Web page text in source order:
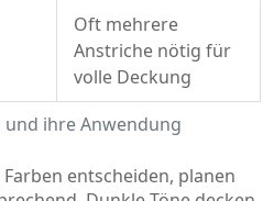
ihre Anwendung
Oft mehrere
Anstriche nötig für
volle Deckung
entscheiden, planen